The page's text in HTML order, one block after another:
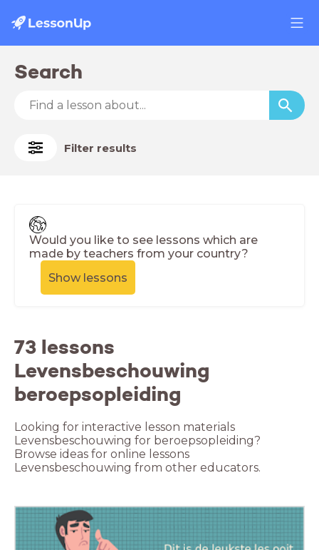
Search
Filter results
Would you like to see lessons which are
made by teachers from your country?
Show lessons
73 lessons
Levensbeschouwing
beroepsopleiding
Looking for interactive lesson materials
Levensbeschouwing for beroepsopleiding?
Browse ideas for online lessons
Levensbeschouwing from other educators.